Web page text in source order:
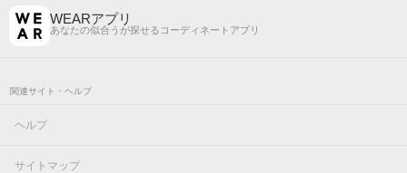
WEARアプリ
あなたの似合うが探せるコーディネートアプリ
関連サイト・ヘルプ
ヘルプ
サイトマップ